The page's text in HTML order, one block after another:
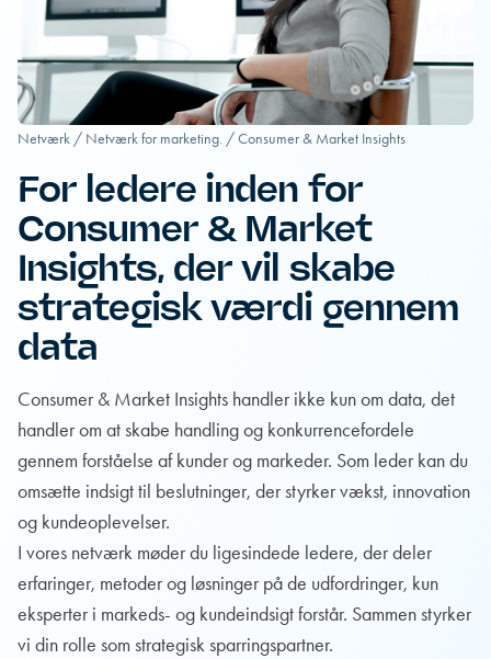
Netværk / Netværk for marketing. /Consumer & Market Insights
For ledere inden for
Consumer & Market
Insights, der vil skabe
strategisk værdi gennem
data
Consumer & Market Insights handler ikke kun om data, det
handler om at skabe handling og konkurrencefordele
gennem forståelse af kunder og markeder. Som leder kan du
omsætte indsigt til beslutninger, der styrker vækst, innovation
og kundeoplevelser.
I vores netværk møder du ligesindede ledere, der deler
erfaringer, metoder og løsninger på de udfordringer, kun
eksperter i markeds- og kundeindsigt forstår. Sammen styrker
vi din rolle som strategisk sparringspartner.